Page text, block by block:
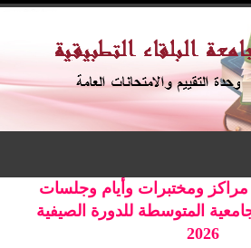
مراكز ومختبرات وأيام وجلسات
المتوسطة للدورة الصيفية
2026